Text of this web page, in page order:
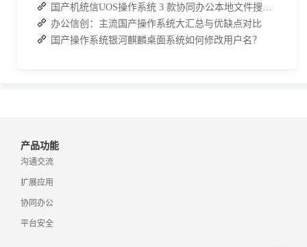
办公信创：主流国产操作系统大汇总与优缺点对比
国产操作系统银河麒麟桌面系统如何修改用户名？
产品功能
沟通交流
扩展应用
协同办公
平台安全